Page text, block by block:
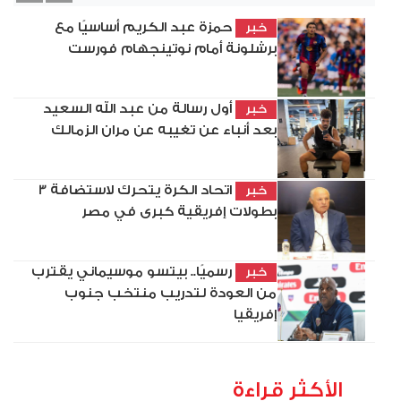
خبر
حمزة عبد الكريم أساسيًا مع
برشلونة أمام نوتينجهام فورست
خبر
أول رسالة من عبد الله السعيد
بعد أنباء عن تغيبه عن مران الزمالك
خبر
اتحاد الكرة يتحرك لاستضافة 3
بطولات إفريقية كبرى في مصر
خبر
رسميًا.. بيتسو موسيماني يقترب
من العودة لتدريب منتخب جنوب
إفريقيا
الأكثر قراءة